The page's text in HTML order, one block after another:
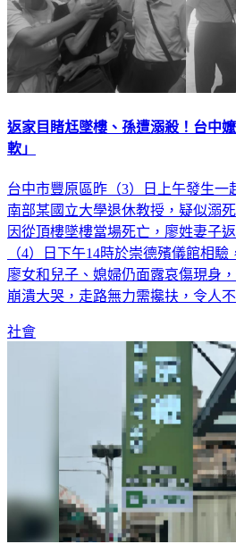
返家目睹尪墜樓、孫遭溺殺！台中
軟」
台中市豐原區昨（3）日上午發生一
南部某國立大學退休教授，疑似溺
因從頂樓墜樓當場死亡，廖姓妻子
（4）日下午14時於崇德殯儀館相
廖女和兒子、媳婦仍面露哀傷現身
崩潰大哭，走路無力需攙扶，令人
社會